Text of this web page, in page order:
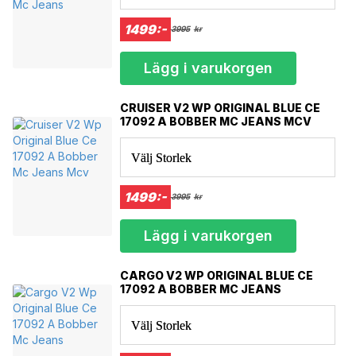
Innerfoder
Nyckelficka liten insida
Extra skydd samtidigt som maximal komfort och rörelsefrihet bibehålls.
Hög prestanda för de mest krävande motorcyklisterna.
1499:- 3995 kr
Lägg i varukorgen
CRUISER V2 WP ORIGINAL BLUE CE
17092 A BOBBER MC JEANS MCV
Välj Storlek
1499:- 3995 kr
Lägg i varukorgen
CARGO V2 WP ORIGINAL BLUE CE
17092 A BOBBER MC JEANS
Välj Storlek